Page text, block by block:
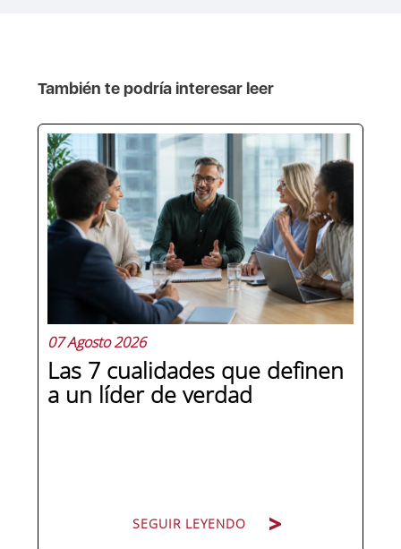
También te podría interesar leer
07 Agosto 2026
Las 7 cualidades que definen
a un líder de verdad
SEGUIR LEYENDO